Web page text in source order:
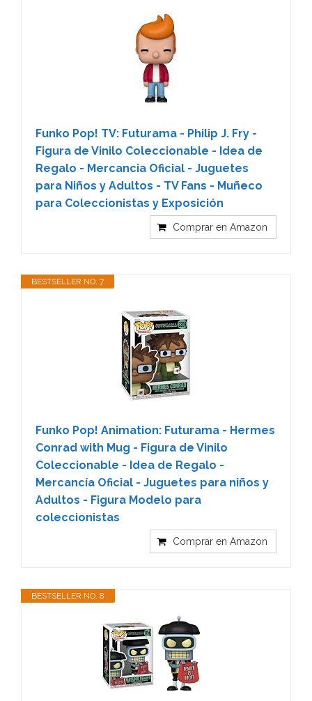
Funko Pop! TV: Futurama - Philip J. Fry -
Figura de Vinilo Coleccionable - Idea de
Regalo - Mercancia Oficial - Juguetes
para Niños y Adultos - TV Fans - Muñeco
para Coleccionistas y Exposición
Comprar en Amazon
BESTSELLER NO. 7
Funko Pop! Animation: Futurama - Hermes
Conrad with Mug - Figura de Vinilo
Coleccionable - Idea de Regalo -
Mercancía Oficial - Juguetes para niños y
Adultos - Figura Modelo para
coleccionistas
Comprar en Amazon
BESTSELLER NO. 8